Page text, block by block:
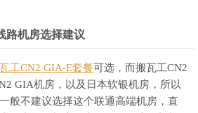
路机房选择建议
工CN2 GIA-E套餐可选，而搬瓦工CN2
GIA机房，以及日本软银机房，所以
般不建议选择这个联通高端机房，直